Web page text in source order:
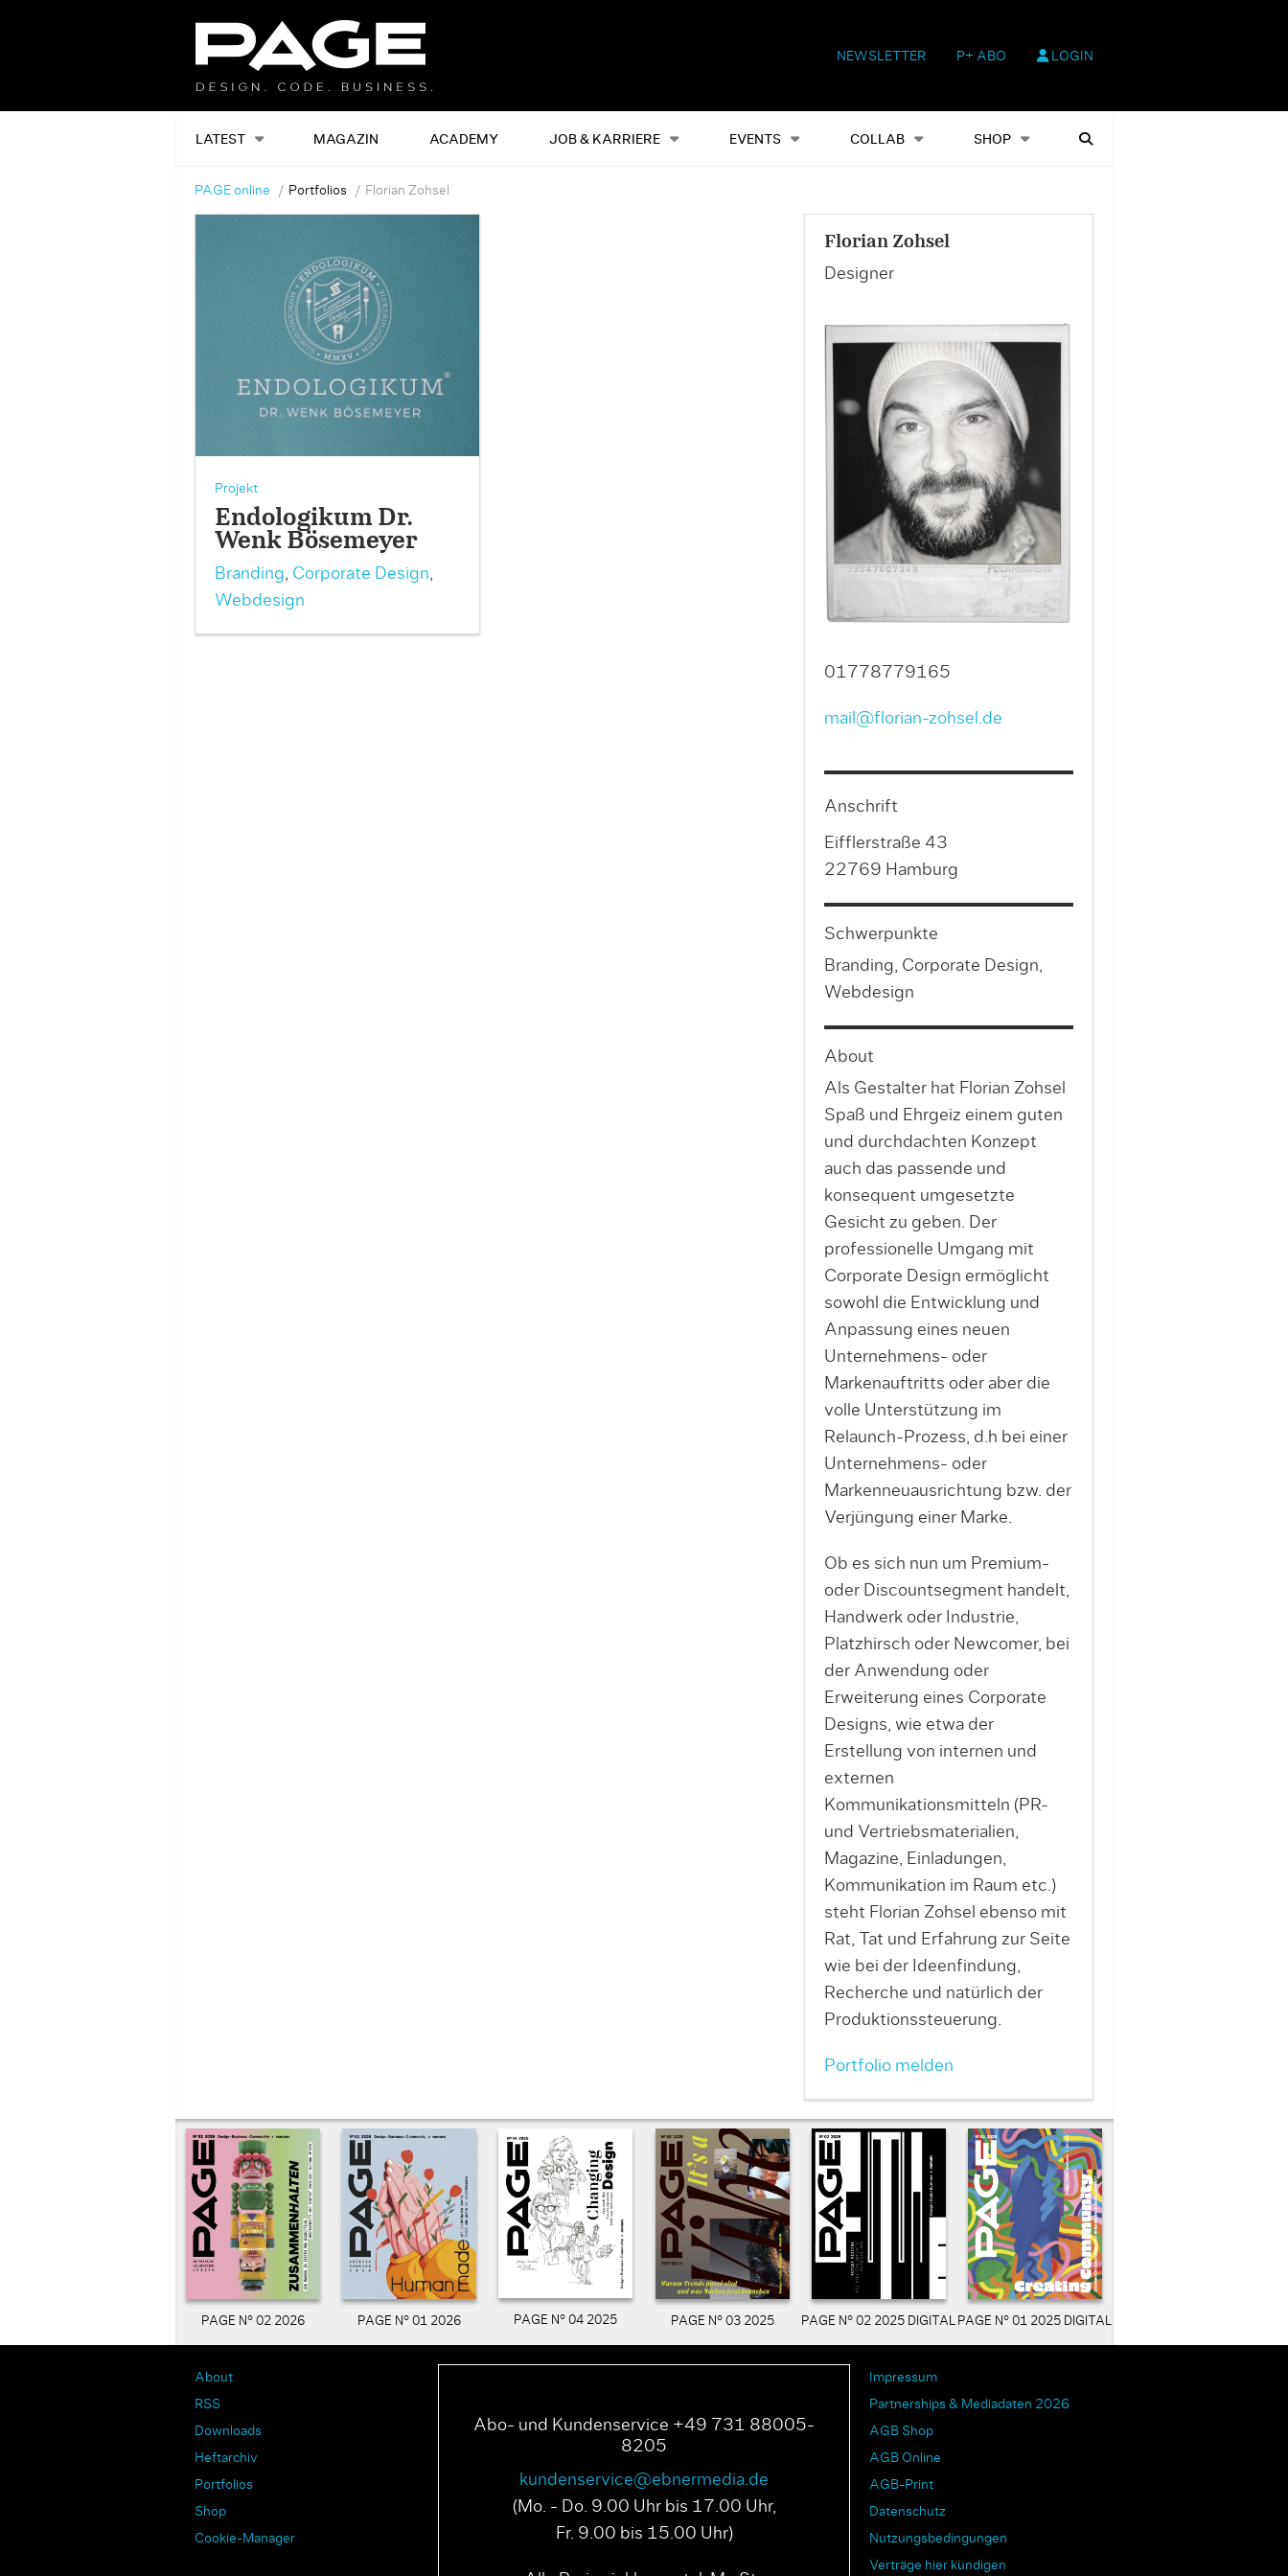
NEWSLETTER P+ ABO LOGIN
LATEST MAGAZIN ACADEMY JOB & KARRIERE EVENTS COLLAB SHOP
Alles Events Shop Heftausgaben Suchen
PAGE online Portfolios Florian Zohsel
Projekt
Endologikum Dr.
Wenk Bösemeyer
Branding Corporate Design
Webdesign
Florian Zohsel
Designer
01778779165
mail@florian-zohsel.de
Anschrift
Eifflerstraße 43
22769 Hamburg
Schwerpunkte
Branding, Corporate Design,
Webdesign
About
Als Gestalter hat Florian Zohsel
Spaß und Ehrgeiz einem guten
und durchdachten Konzept
auch das passende und
konsequent umgesetzte
Gesicht zu geben. Der
professionelle Umgang mit
Corporate Design ermöglicht
sowohl die Entwicklung und
Anpassung eines neuen
Unternehmens- oder
Markenauftritts oder aber die
volle Unterstützung im
Relaunch-Prozess, d.h bei einer
Unternehmens- oder
Markenneuausrichtung bzw. der
Verjüngung einer Marke.
Ob es sich nun um Premium-
oder Discountsegment handelt,
Handwerk oder Industrie,
Platzhirsch oder Newcomer, bei
der Anwendung oder
Erweiterung eines Corporate
Designs, wie etwa der
Erstellung von internen und
externen
Kommunikationsmitteln (PR-
und Vertriebsmaterialien,
Magazine, Einladungen,
Kommunikation im Raum etc.)
steht Florian Zohsel ebenso mit
Rat, Tat und Erfahrung zur Seite
wie bei der Ideenfindung,
Recherche und natürlich der
Produktionssteuerung.
Portfolio melden
PAGE N° 02 2026 PAGE N° 01 2026 PAGE N° 04 2025 PAGE N° 03 2025 PAGE N° 02 2025 DIGITAL PAGE N° 01 2025 DIGITAL
About
RSS
Downloads
Heftarchiv
Portfolios
Shop
Cookie-Manager
Abo- und Kundenservice +49 731 88005-
8205
kundenservice@ebnermedia.de
(Mo. - Do. 9.00 Uhr bis 17.00 Uhr,
Fr. 9.00 bis 15.00 Uhr)
Impressum
Partnerships & Mediadaten 2026
AGB Shop
AGB Online
AGB-Print
Datenschutz
Nutzungsbedingungen
Verträge hier kündigen